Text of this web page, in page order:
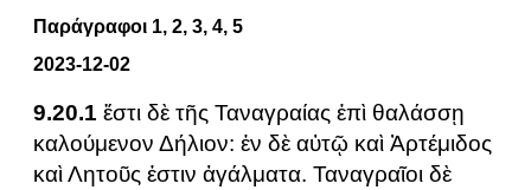
Παράγραφοι 1, 2, 3, 4, 5
2023-12-02
9.20.1 ἔστι δὲ τῆς Ταναγραίας ἐπὶ θαλάσσῃ
καλούμενον Δήλιον: ἐν δὲ αὐτῷ καὶ Ἀρτέμιδος
καὶ Λητοῦς ἐστιν ἀγάλματα. Ταναγραῖοι δὲ